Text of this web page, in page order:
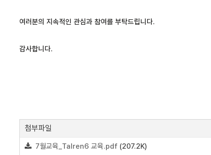
여러분의 지속적인 관심과 참여를 부탁드립니다.
감사합니다.
첨부파일
7월교육_Talren6 교육.pdf (207.2K)